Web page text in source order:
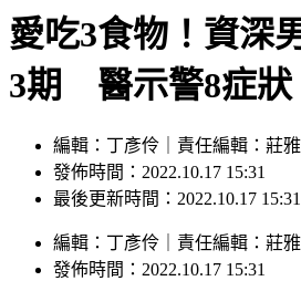
愛吃3食物！資深
3期 醫示警8症狀
編輯：丁彥伶｜責任編輯：莊雅
發佈時間：2022.10.17 15:31
編輯：丁彥伶｜責任編輯：